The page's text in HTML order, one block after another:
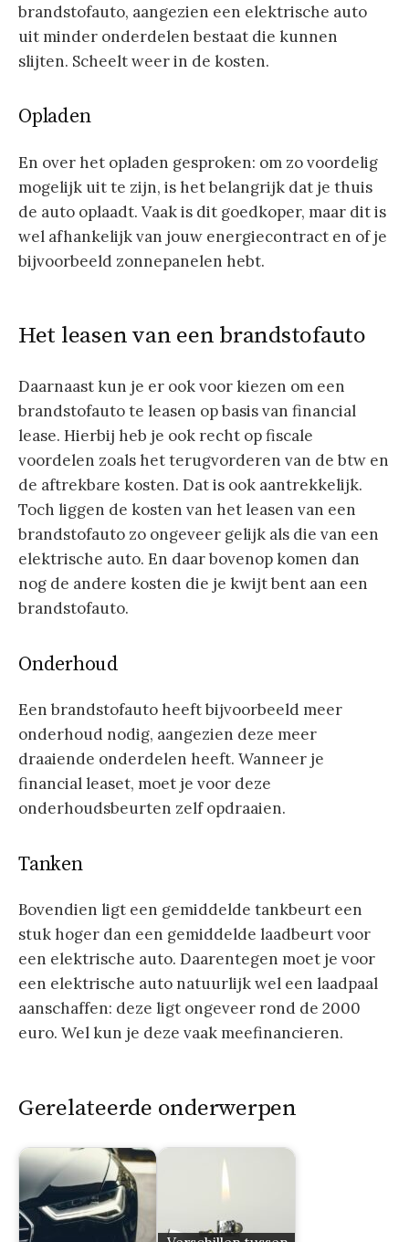
brandstofauto, aangezien een elektrische auto
uit minder onderdelen bestaat die kunnen
slijten. Scheelt weer in de kosten.
Opladen
En over het opladen gesproken: om zo voordelig
mogelijk uit te zijn, is het belangrijk dat je thuis
de auto oplaadt. Vaak is dit goedkoper, maar dit is
wel afhankelijk van jouw energiecontract en of je
bijvoorbeeld zonnepanelen hebt.
Het leasen van een brandstofauto
Daarnaast kun je er ook voor kiezen om een
brandstofauto te leasen op basis van financial
lease. Hierbij heb je ook recht op fiscale
voordelen zoals het terugvorderen van de btw en
de aftrekbare kosten. Dat is ook aantrekkelijk.
Toch liggen de kosten van het leasen van een
brandstofauto zo ongeveer gelijk als die van een
elektrische auto. En daar bovenop komen dan
nog de andere kosten die je kwijt bent aan een
brandstofauto.
Onderhoud
Een brandstofauto heeft bijvoorbeeld meer
onderhoud nodig, aangezien deze meer
draaiende onderdelen heeft. Wanneer je
financial leaset, moet je voor deze
onderhoudsbeurten zelf opdraaien.
Tanken
Bovendien ligt een gemiddelde tankbeurt een
stuk hoger dan een gemiddelde laadbeurt voor
een elektrische auto. Daarentegen moet je voor
een elektrische auto natuurlijk wel een laadpaal
aanschaffen: deze ligt ongeveer rond de 2000
euro. Wel kun je deze vaak meefinancieren.
Gerelateerde onderwerpen